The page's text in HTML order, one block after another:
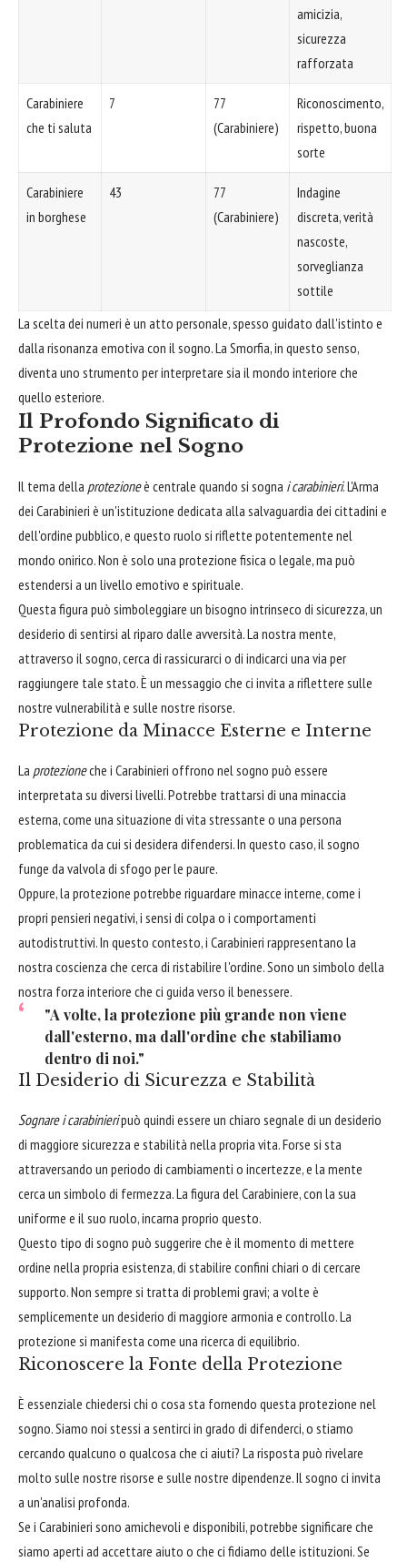
amicizia,
sicurezza
rafforzata
Carabiniere
che ti saluta
7
77
(Carabiniere)
Riconoscimento,
rispetto, buona
sorte
Carabiniere
in borghese
43
77
(Carabiniere)
Indagine
discreta, verità
nascoste,
sorveglianza
sottile
La scelta dei numeri è un atto personale, spesso guidato dall'istinto e
dalla risonanza emotiva con il sogno. La Smorfia, in questo senso,
diventa uno strumento per interpretare sia il mondo interiore che
quello esteriore.
Il Profondo Significato di
Protezione nel Sogno
Il tema della protezioneè centrale quando si sogna i carabinieri. L'Arma
dei Carabinieri è un'istituzione dedicata alla salvaguardia dei cittadini e
dell'ordine pubblico, e questo ruolo si riflette potentemente nel
mondo onirico. Non è solo una protezione fisica o legale, ma può
estendersi a un livello emotivo e spirituale.
Questa figura può simboleggiare un bisogno intrinseco di sicurezza, un
desiderio di sentirsi al riparo dalle avversità. La nostra mente,
attraverso il sogno, cerca di rassicurarci o di indicarci una via per
raggiungere tale stato. È un messaggio che ci invita a riflettere sulle
nostre vulnerabilità e sulle nostre risorse.
Protezione da Minacce Esterne e Interne
La protezioneche i Carabinieri offrono nel sogno può essere
interpretata su diversi livelli. Potrebbe trattarsi di una minaccia
esterna, come una situazione di vita stressante o una persona
problematica da cui si desidera difendersi. In questo caso, il sogno
funge da valvola di sfogo per le paure.
Oppure, la protezione potrebbe riguardare minacce interne, come i
propri pensieri negativi, i sensi di colpa o i comportamenti
autodistruttivi. In questo contesto, i Carabinieri rappresentano la
nostra coscienza che cerca di ristabilire l'ordine. Sono un simbolo della
nostra forza interiore che ci guida verso il benessere.
"A volte, la protezione più grande non viene
dall'esterno, ma dall'ordine che stabiliamo
dentro di noi."
Il Desiderio di Sicurezza e Stabilità
Sognare i carabinieripuò quindi essere un chiaro segnale di un desiderio
di maggiore sicurezza e stabilità nella propria vita. Forse si sta
attraversando un periodo di cambiamenti o incertezze, e la mente
cerca un simbolo di fermezza. La figura del Carabiniere, con la sua
uniforme e il suo ruolo, incarna proprio questo.
Questo tipo di sogno può suggerire che è il momento di mettere
ordine nella propria esistenza, di stabilire confini chiari o di cercare
supporto. Non sempre si tratta di problemi gravi; a volte è
semplicemente un desiderio di maggiore armonia e controllo. La
protezione si manifesta come una ricerca di equilibrio.
Riconoscere la Fonte della Protezione
È essenziale chiedersi chi o cosa sta fornendo questa protezione nel
sogno. Siamo noi stessi a sentirci in grado di difenderci, o stiamo
cercando qualcuno o qualcosa che ci aiuti? La risposta può rivelare
molto sulle nostre risorse e sulle nostre dipendenze. Il sogno ci invita
a un'analisi profonda.
Se i Carabinieri sono amichevoli e disponibili, potrebbe significare che
siamo aperti ad accettare aiuto o che ci fidiamo delle istituzioni. Se